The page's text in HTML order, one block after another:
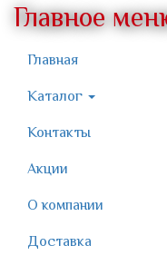
Главное
Главная
Каталог
Контакты
Акции
О компании
Доставка